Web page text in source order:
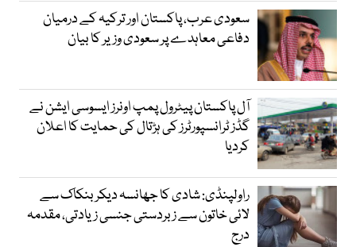
سعودی عرب، پاکستان اور ترکیہ کے درمیان
دفاعی معاہدے پر سعودی وزیر کا بیان
آل پاکستان پیٹرول پمپ اونرز ایسوسی ایشن نے
گڈز ٹرانسپورٹرز کی ہڑتال کی حمایت کا اعلان
کردیا
راولپنڈی: شادی کا جھانسہ دیکر بنکاک سے
لائی خاتون سے زبردستی جنسی زیادتی، مقدمہ
درج